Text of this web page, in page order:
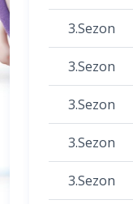
3.Sezon
3.Sezon
3.Sezon
3.Sezon
3.Sezon